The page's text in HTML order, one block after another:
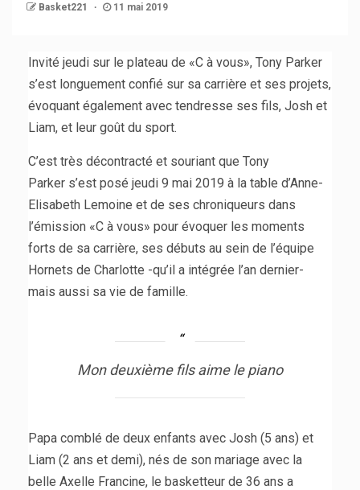
Basket221 11 mai 2019
Invité jeudi sur le plateau de «C à vous», Tony Parker
s’est longuement confié sur sa carrière et ses projets,
évoquant également avec tendresse ses fils, Josh et
Liam, et leur goût du sport.
C’est très décontracté et souriant que Tony
Parker s’est posé jeudi 9 mai 2019 à la table d’Anne-
Elisabeth Lemoine et de ses chroniqueurs dans
l’émission «C à vous» pour évoquer les moments
forts de sa carrière, ses débuts au sein de l’équipe
Hornets de Charlotte -qu’il a intégrée l’an dernier-
mais aussi sa vie de famille.
Mon deuxième fils aime le piano
Papa comblé de deux enfants avec Josh (5 ans) et
Liam (2 ans et demi), nés de son mariage avec la
belle Axelle Francine, le basketteur de 36 ans a